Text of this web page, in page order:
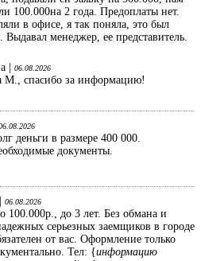
100.000на 2 года. Предоплаты нет.
в офисе, я так поняла, это был
Выдавал менеджер, ее представитель.
| 06.08.2026
М., спасибо за информацию!
деньги в размере 400 000.
документы.
06.08.2026
100.000р., до 3 лет. Без обмана и
серьезных заемщиков в городе
от вас. Оформление только
Тел: {информацию